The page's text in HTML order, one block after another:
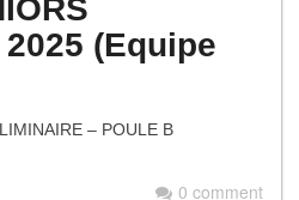
2025 (Equipe
– POULE B
0 comment